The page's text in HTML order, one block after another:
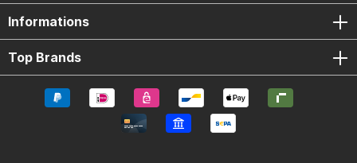
Informations
Top Brands